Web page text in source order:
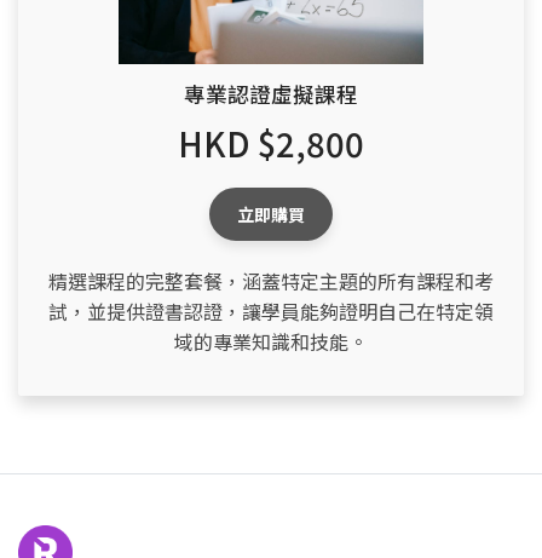
專業認證虛擬課程
HKD $2,800
立即購買
精選課程的完整套餐，涵蓋特定主題的所有課程和考
試，並提供證書認證，讓學員能夠證明自己在特定領
域的專業知識和技能。